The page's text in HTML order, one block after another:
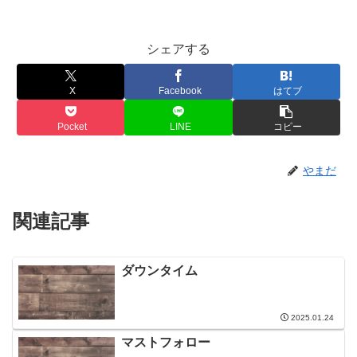
シェアする
X Facebook はてブ
Pocket LINE コピー
やまだ
関連記事
ダウンタイム
2025.01.24
マストフォロー